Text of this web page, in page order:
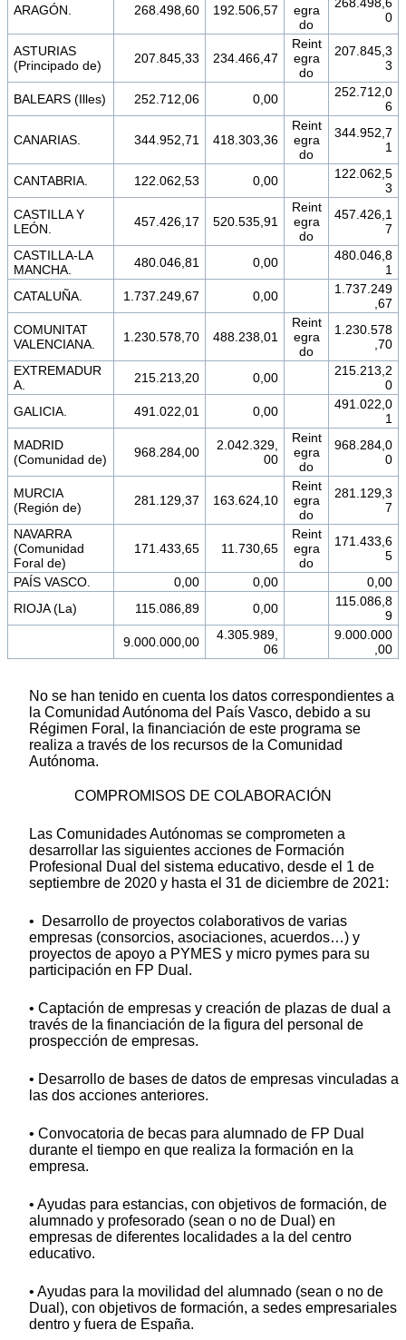
ARAGÓN. 268.498,60 192.506,57
egra
do
0
ASTURIAS
(Principado de)
207.845,33 234.466,47
Reint
egra
do
207.845,3
3
BALEARS (Illes) 252.712,06 0,00
252.712,0
6
CANARIAS. 344.952,71 418.303,36
Reint
egra
do
344.952,7
1
CANTABRIA. 122.062,53 0,00
122.062,5
3
CASTILLA Y
LEÓN.
457.426,17 520.535,91
Reint
egra
do
457.426,1
7
CASTILLA-LA
MANCHA.
480.046,81 0,00
480.046,8
1
CATALUÑA.
1.737.249,67 0,00
1.737.249
,67
COMUNITAT
VALENCIANA.
1.230.578,70 488.238,01
Reint
egra
do
1.230.578
,70
EXTREMADUR
A.
215.213,20 0,00
215.213,2
0
GALICIA.
491.022,01 0,00
491.022,0
1
MADRID
(Comunidad de)
968.284,00
2.042.329,
00
Reint
egra
do
968.284,0
0
MURCIA
(Región de)
281.129,37 163.624,10
Reint
egra
do
281.129,3
7
NAVARRA
(Comunidad
Foral de)
171.433,65 11.730,65
Reint
egra
do
171.433,6
5
PAÍS VASCO.
0,00 0,00
0,00
RIOJA (La)
115.086,89 0,00
115.086,8
9
9.000.000,00
4.305.989,
06
9.000.000
,00
No se han tenido en cuenta los datos correspondientes a
la Comunidad Autónoma del País Vasco, debido a su
Régimen Foral, la financiación de este programa se
realiza a través de los recursos de la Comunidad
Autónoma.
COMPROMISOS DE COLABORACIÓN
Las Comunidades Autónomas se comprometen a
desarrollar las siguientes acciones de Formación
Profesional Dual del sistema educativo, desde el 1 de
septiembre de 2020 y hasta el 31 de diciembre de 2021:
• Desarrollo de proyectos colaborativos de varias
empresas (consorcios, asociaciones, acuerdos…) y
proyectos de apoyo a PYMES y micro pymes para su
participación en FP Dual.
• Captación de empresas y creación de plazas de dual a
través de la financiación de la figura del personal de
prospección de empresas.
• Desarrollo de bases de datos de empresas vinculadas a
las dos acciones anteriores.
• Convocatoria de becas para alumnado de FP Dual
durante el tiempo en que realiza la formación en la
empresa.
• Ayudas para estancias, con objetivos de formación, de
alumnado y profesorado (sean o no de Dual) en
empresas de diferentes localidades a la del centro
educativo.
• Ayudas para la movilidad del alumnado (sean o no de
Dual), con objetivos de formación, a sedes empresariales
dentro y fuera de España.